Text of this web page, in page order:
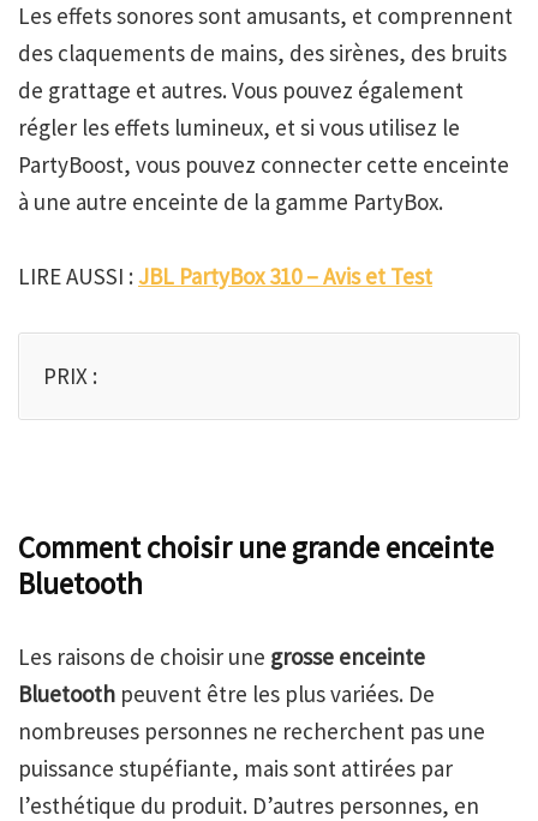
Les effets sonores sont amusants, et comprennent
des claquements de mains, des sirènes, des bruits
de grattage et autres. Vous pouvez également
régler les effets lumineux, et si vous utilisez le
PartyBoost, vous pouvez connecter cette enceinte
à une autre enceinte de la gamme PartyBox.
LIRE AUSSI :JBL PartyBox 310 – Avis et Test
PRIX :
Comment choisir une grande enceinte
Bluetooth
Les raisons de choisir une grosse enceinte
Bluetooth peuvent être les plus variées. De
nombreuses personnes ne recherchent pas une
puissance stupéfiante, mais sont attirées par
l’esthétique du produit. D’autres personnes, en